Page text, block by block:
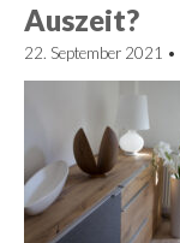
Auszeit?
22. September 2021 •